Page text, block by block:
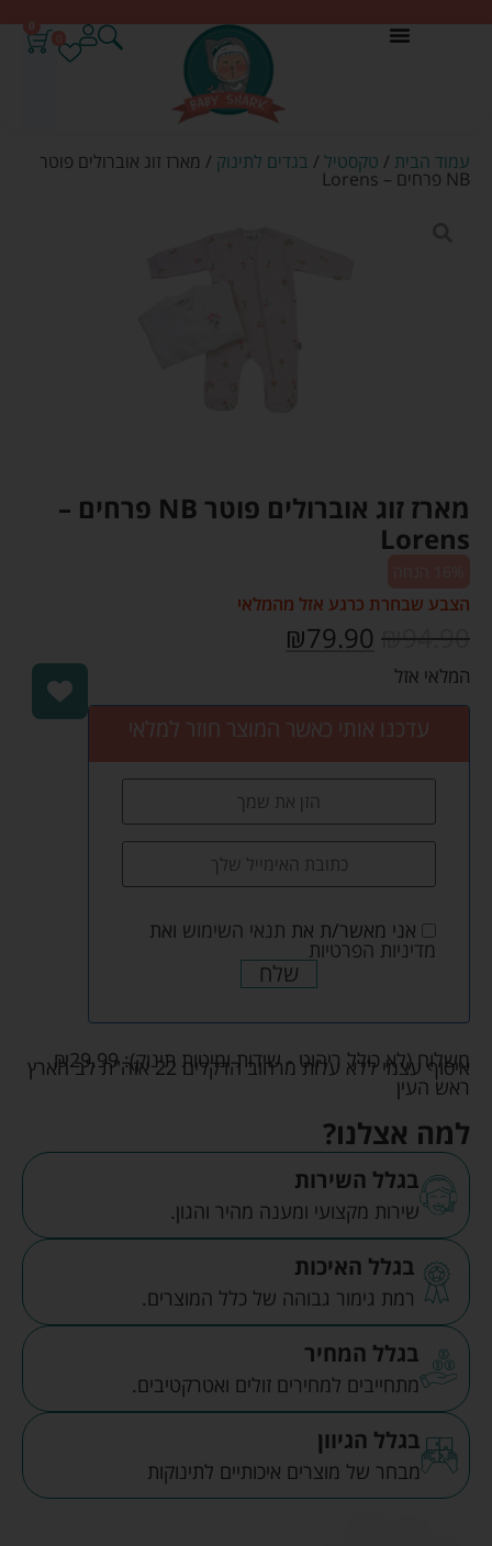
0
עמוד הבית / טקסטיל / בגדים לתינוק / מארז זוג אוברולים פוטר
NB פרחים – Lorens
מארז זוג אוברולים פוטר NB פרחים –
Lorens
הצבע שבחרת כרגע אזל מהמלאי
₪94.90
₪79.90
המלאי אזל
עדכנו אותי כאשר המוצר חוזר למלאי
אני מאשר/ת את תנאי השימוש ואת
מדיניות הפרטיות
שלח
משלוח (לא כולל ריהוט - שידות ומיטות תינוק): ₪29.99
איסוף עצמי ללא עלות מרחוב הדקלים 22 אזה"ת לב הארץ
ראש העין
למה אצלנו?
בגלל השירות
שירות מקצועי ומענה מהיר והגון.
בגלל האיכות
רמת גימור גבוהה של כלל המוצרים.
בגלל המחיר
מתחייבים למחירים זולים ואטרקטיבים.
בגלל הגיוון
מבחר של מוצרים איכותיים לתינוקות